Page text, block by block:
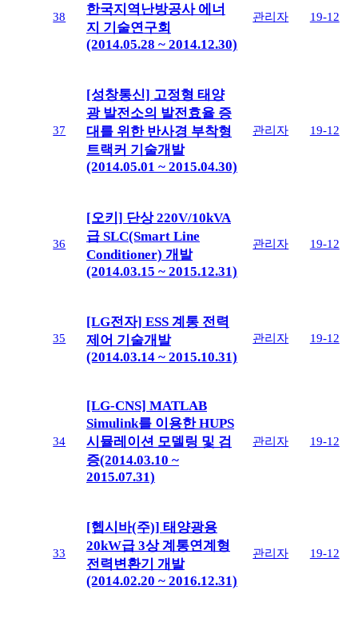
38
한국지역난방공사 에너
지 기술연구회
(2014.05.28 ~ 2014.12.30)
관리자 19-12
37
[성창통신] 고정형 태양
광 발전소의 발전효율 증
대를 위한 반사경 부착형
트랙커 기술개발
(2014.05.01 ~ 2015.04.30)
관리자 19-12
36
[오키] 단상 220V/10kVA
급 SLC(Smart Line
Conditioner) 개발
(2014.03.15 ~ 2015.12.31)
관리자 19-12
35
[LG전자] ESS 계통 전력
제어 기술개발
(2014.03.14 ~ 2015.10.31)
관리자 19-12
34
[LG-CNS] MATLAB
Simulink를 이용한 HUPS
시뮬레이션 모델링 및 검
증(2014.03.10 ~
2015.07.31)
관리자 19-12
33
[헵시바(주)] 태양광용
20kW급 3상 계통연계형
전력변환기 개발
(2014.02.20 ~ 2016.12.31)
관리자 19-12